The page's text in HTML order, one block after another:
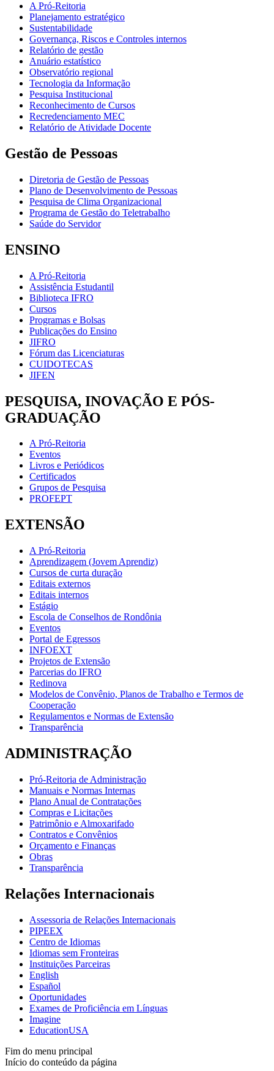
A Pró-Reitoria
Planejamento estratégico
Sustentabilidade
Governança, Riscos e Controles internos
Relatório de gestão
Anuário estatístico
Observatório regional
Tecnologia da Informação
Pesquisa Institucional
Reconhecimento de Cursos
Recredenciamento MEC
Relatório de Atividade Docente
Gestão de Pessoas
Diretoria de Gestão de Pessoas
Plano de Desenvolvimento de Pessoas
Pesquisa de Clima Organizacional
Programa de Gestão do Teletrabalho
Saúde do Servidor
ENSINO
A Pró-Reitoria
Assistência Estudantil
Biblioteca IFRO
Cursos
Programas e Bolsas
Publicações do Ensino
JIFRO
Fórum das Licenciaturas
CUIDOTECAS
JIFEN
PESQUISA, INOVAÇÃO E PÓS-
GRADUAÇÃO
A Pró-Reitoria
Eventos
Livros e Periódicos
Certificados
Grupos de Pesquisa
PROFEPT
EXTENSÃO
A Pró-Reitoria
Aprendizagem (Jovem Aprendiz)
Cursos de curta duração
Editais externos
Editais internos
Estágio
Escola de Conselhos de Rondônia
Eventos
Portal de Egressos
INFOEXT
Projetos de Extensão
Parcerias do IFRO
Redinova
Modelos de Convênio, Planos de Trabalho e Termos de
Cooperação
Regulamentos e Normas de Extensão
Transparência
ADMINISTRAÇÃO
Pró-Reitoria de Administração
Manuais e Normas Internas
Plano Anual de Contratações
Compras e Licitações
Patrimônio e Almoxarifado
Contratos e Convênios
Orçamento e Finanças
Obras
Transparência
Relações Internacionais
Assessoria de Relações Internacionais
PIPEEX
Centro de Idiomas
Idiomas sem Fronteiras
Instituições Parceiras
English
Español
Oportunidades
Exames de Proficiência em Línguas
Imagine
EducationUSA
Fim do menu principal
Início do conteúdo da página